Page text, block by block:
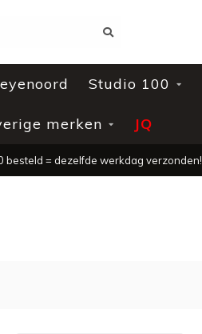
Studio 100
merken JQ
besteld = dezelfde werkdag verzonden!